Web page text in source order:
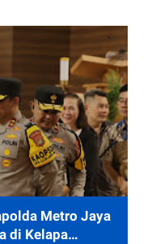
Metro Jaya
di Kelapa